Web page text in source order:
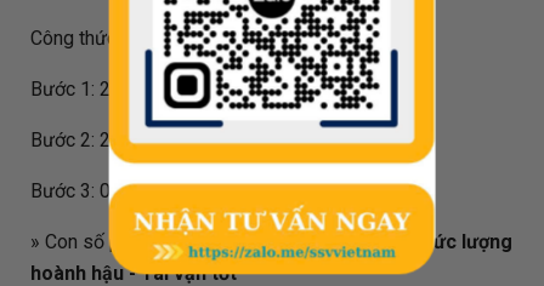
Công thức tính đối với biển số22285như sau:
Bước 1: 22285 / 80 = 278.563
Bước 2: 278.563 - 278 = 0.563
Bước 3: 0.563 * 80 = 45
» Con số phong thủy45 mang thêm ý nghĩa là:
Đức lượng
hoành hậu - Tài vận tốt